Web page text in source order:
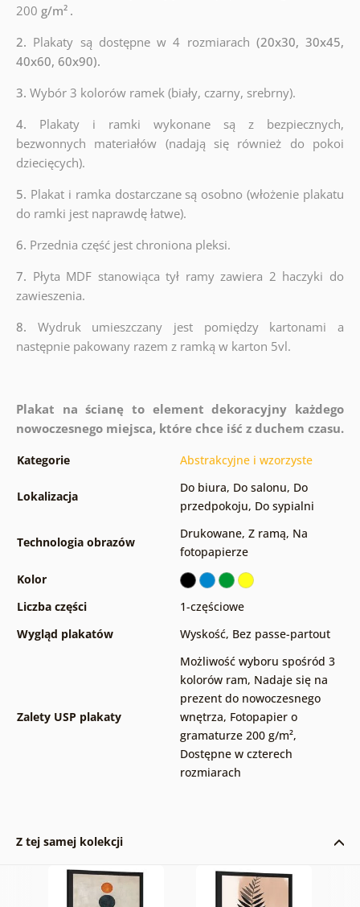
200 g/m² .
2. Plakaty są dostępne w 4 rozmiarach (20x30, 30x45,
40x60, 60x90).
3. Wybór 3 kolorów ramek (biały, czarny, srebrny).
4. Plakaty i ramki wykonane są z bezpiecznych,
bezwonnych materiałów (nadają się również do pokoi
dziecięcych).
5. Plakat i ramka dostarczane są osobno (włożenie plakatu
do ramki jest naprawdę łatwe).
6. Przednia część jest chroniona pleksi.
7. Płyta MDF stanowiąca tył ramy zawiera 2 haczyki do
zawieszenia.
8. Wydruk umieszczany jest pomiędzy kartonami a
następnie pakowany razem z ramką w karton 5vl.
Plakat na ścianę to element dekoracyjny każdego
nowoczesnego miejsca, które chce iść z duchem czasu.
Kategorie Abstrakcyjne i wzorzyste
Lokalizacja
Do biura, Do salonu, Do
przedpokoju, Do sypialni
Technologia obrazów
Drukowane, Z ramą, Na
fotopapierze
Kolor
Liczba części
1-częściowe
Wygląd plakatów
Wyskość, Bez passe-partout
Zalety USP plakaty
Możliwość wyboru spośród 3
kolorów ram, Nadaje się na
prezent do nowoczesnego
wnętrza, Fotopapier o
gramaturze 200 g/m²,
Dostępne w czterech
rozmiarach
Z tej samej kolekcji